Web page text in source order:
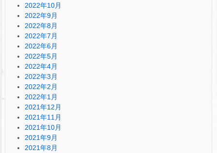
2022年10月
2022年9月
2022年8月
2022年7月
2022年6月
2022年5月
2022年4月
2022年3月
2022年2月
2022年1月
2021年12月
2021年11月
2021年10月
2021年9月
2021年8月